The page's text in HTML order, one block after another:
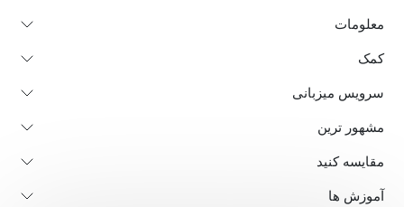
معلومات
کمک
سرویس میزبانی
مشهور ترین
مقایسه کنید
آموزش ها